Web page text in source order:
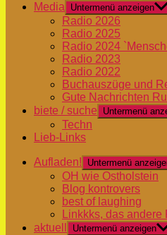
Media
Untermenü anzeigen
Radio 2026
Radio 2025
Radio 2024
Radio 2023
Radio 2022
Buchauszüge und
Gute Nachrichten
biete / suche
Untermenü
Techn
Lieb-Links
Aufladen! Untermenü
OH wie Ostholstein
Blog kontrovers
best of laughing
Linkkks, das andere
aktuell
Untermenü anzeigen